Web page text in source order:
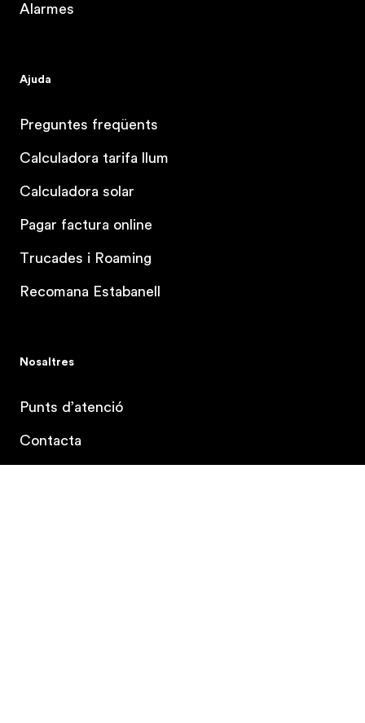
Alarmes
Ajuda
Preguntes freqüents
Calculadora tarifa llum
Calculadora solar
Pagar factura online
Trucades i Roaming
Recomana Estabanell
Nosaltres
Punts d’atenció
Contacta